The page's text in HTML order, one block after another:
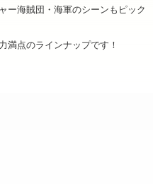
ー海賊団・海軍のシーンもピック
満点のラインナップです！